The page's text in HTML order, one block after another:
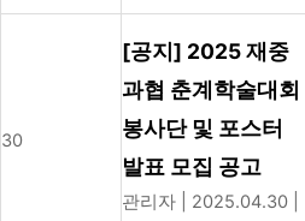
30
[공지] 2025 재중
과협 춘계학술대회
봉사단 및 포스터
발표 모집 공고
관리자 2025.04.30